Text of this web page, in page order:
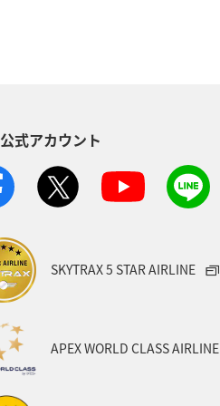
式アカウント
SKYTRAX 5 STAR AIRLINE
APEX WORLD CLASS AIRLINE